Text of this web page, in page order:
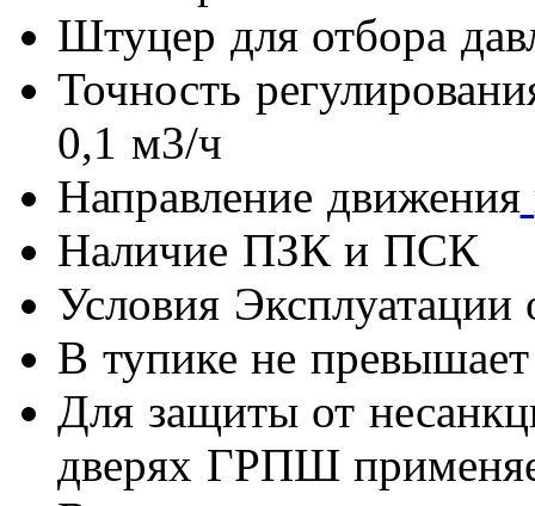
Штуцер для отбора
Точность
0,1 м3/ч
Направление движения
Наличие ПЗК и ПСК
Условия
В тупике не
Для защиты от
дверях ГРПШ